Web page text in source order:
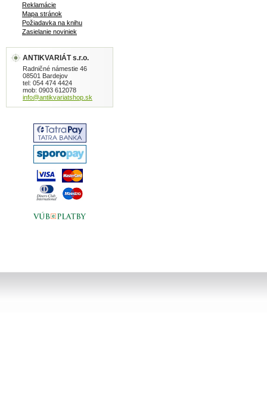
Reklamácie
Mapa stránok
Požiadavka na knihu
Zasielanie noviniek
ANTIKVARIÁT s.r.o.
Radničné námestie 46
08501 Bardejov
tel: 054 474 4424
mob: 0903 612078
info@antikvariatshop.sk